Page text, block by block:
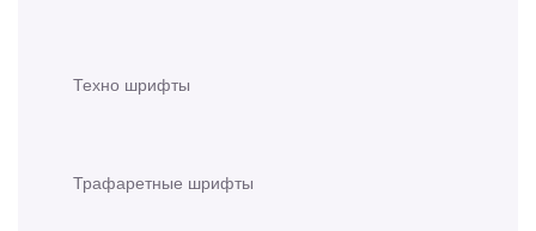
Техно шрифты
Трафаретные шрифты